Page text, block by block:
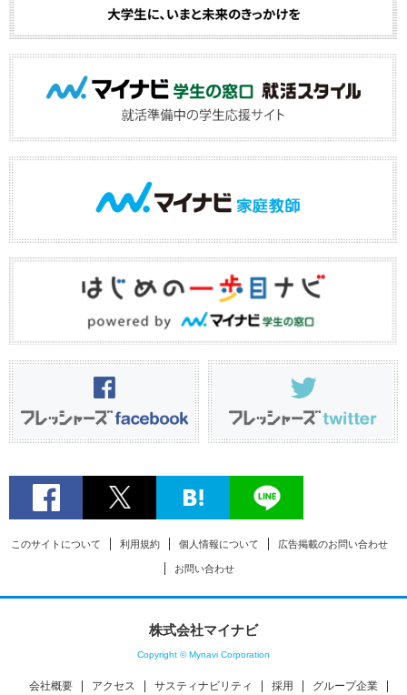
このサイトについて 利用規約 個人情報について 広告掲載のお問い合わせ
お問い合わせ
株式会社マイナビ
Copyright © Mynavi Corporation
会社概要 アクセス サスティナビリティ 採用 グループ企業